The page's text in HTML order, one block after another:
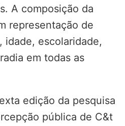
A composição da
representação de
idade, escolaridade,
em todas as
edição da pesquisa
pública de C&t